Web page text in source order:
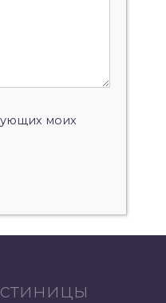
моих